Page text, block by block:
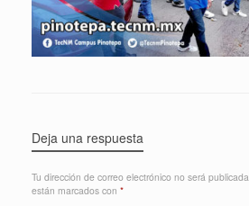
Deja una respuesta
Tu dirección de correo electrónico no será publicada.
están marcados con *